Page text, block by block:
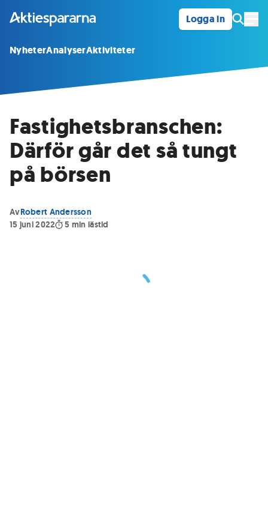
Logga in
NyheterAnalyserAktiviteter
Fastighetsbranschen:
Därför går det så tungt
på börsen
AvRobert Andersson
15 juni 2022
5 min lästid